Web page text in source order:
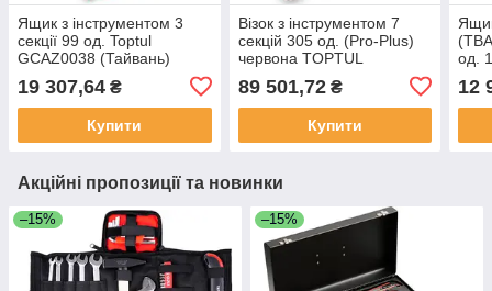
Ящик з інструментом 3
секції 99 од. Toptul
GCAZ0038 (Тайвань)
19 307,64 ₴
Купити
Візок з інструментом 7
секцій 305 од. (Pro-Plus)
червона TOPTUL
89 501,72₴
Купити
од.
12
Акційні пропозиції та новинки
–15% –15%